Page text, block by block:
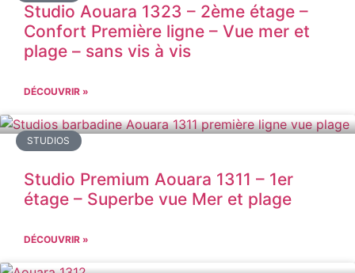
Studio Aouara 1323 – 2ème étage –
Confort Première ligne – Vue mer et
plage – sans vis à vis
DÉCOUVRIR »
STUDIOS
Studio Premium Aouara 1311 – 1er
étage – Superbe vue Mer et plage
DÉCOUVRIR »